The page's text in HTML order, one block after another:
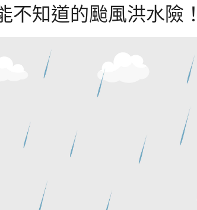
不知道的颱風洪水險！